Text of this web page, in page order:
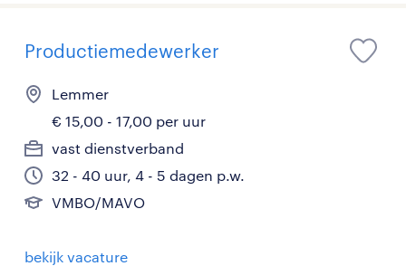
Productiemedewerker
Lemmer
€ 15,00 - 17,00 per uur
vast dienstverband
32 - 40 uur, 4 - 5 dagen p.w.
VMBO/MAVO
bekijk vacature